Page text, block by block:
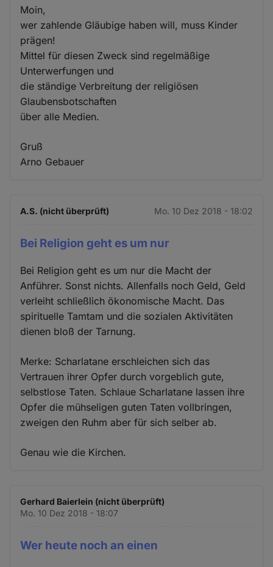
Moin,
wer zahlende Gläubige haben will, muss Kinder
prägen!
Mittel für diesen Zweck sind regelmäßige
Unterwerfungen und
die ständige Verbreitung der religiösen
Glaubensbotschaften
über alle Medien.
Gruß
Arno Gebauer
A.S. (nicht überprüft) Mo. 10 Dez 2018 - 18:02
Bei Religion geht es um nur
Bei Religion geht es um nur die Macht der
Anführer. Sonst nichts. Allenfalls noch Geld, Geld
verleiht schließlich ökonomische Macht. Das
spirituelle Tamtam und die sozialen Aktivitäten
dienen bloß der Tarnung.
Merke: Scharlatane erschleichen sich das
Vertrauen ihrer Opfer durch vorgeblich gute,
selbstlose Taten. Schlaue Scharlatane lassen ihre
Opfer die mühseligen guten Taten vollbringen,
zweigen den Ruhm aber für sich selber ab.
Genau wie die Kirchen.
Gerhard Baierlein (nicht überprüft)
Mo. 10 Dez 2018 - 18:07
Wer heute noch an einen